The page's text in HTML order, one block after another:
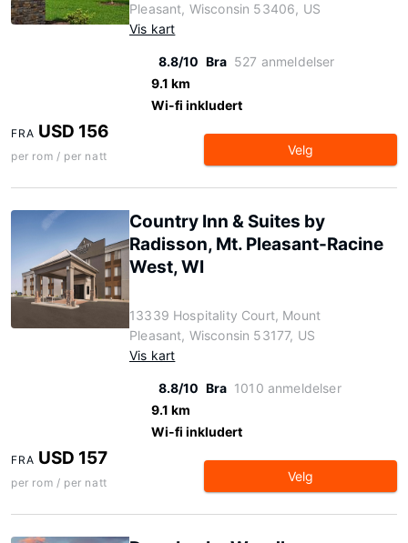
Pleasant, Wisconsin 53406, US
Vis kart
8.8/10 Bra 527 anmeldelser
9.1 km
Wi-fi inkludert
FRA USD 156
per rom / per natt Velg
Country Inn & Suites by
Radisson, Mt. Pleasant-Racine
West, WI
13339 Hospitality Court, Mount
Pleasant, Wisconsin 53177, US
Vis kart
8.8/10 Bra 1010 anmeldelser
9.1 km
Wi-fi inkludert
FRA USD 157
per rom / per natt Velg